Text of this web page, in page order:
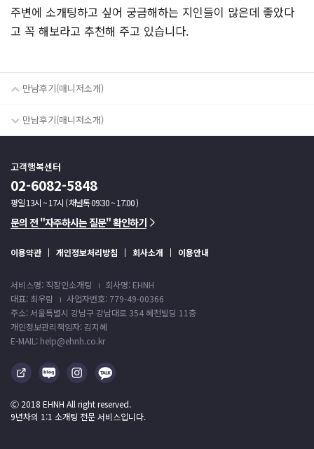
주변에 소개팅하고 싶어 궁금해하는 지인들이 많은데 좋았다
고 꼭 해보라고 추천해 주고 있습니다.
만남후기(매니저소개)
만남후기(매니저소개)
고객행복센터
02-6082-5848
평일 13시 ~ 17시 ( 채널톡 09:30 ~ 17:00 )
문의 전 "자주하시는 질문" 확인하기
이용약관 개인정보처리방침 회사소개 이용안내
서비스명: 직장인소개팅
회사명: EHNH
대표: 최우람
사업자번호: 779-49-00366
주소: 서울특별시 강남구 강남대로 354 혜천빌딩 11층
개인정보관리책임자: 김지혜
E-MAIL: help@ehnh.co.kr
Ⓒ 2018 EHNH All right reserved.
9년차의 1:1 소개팅 전문 서비스입니다.